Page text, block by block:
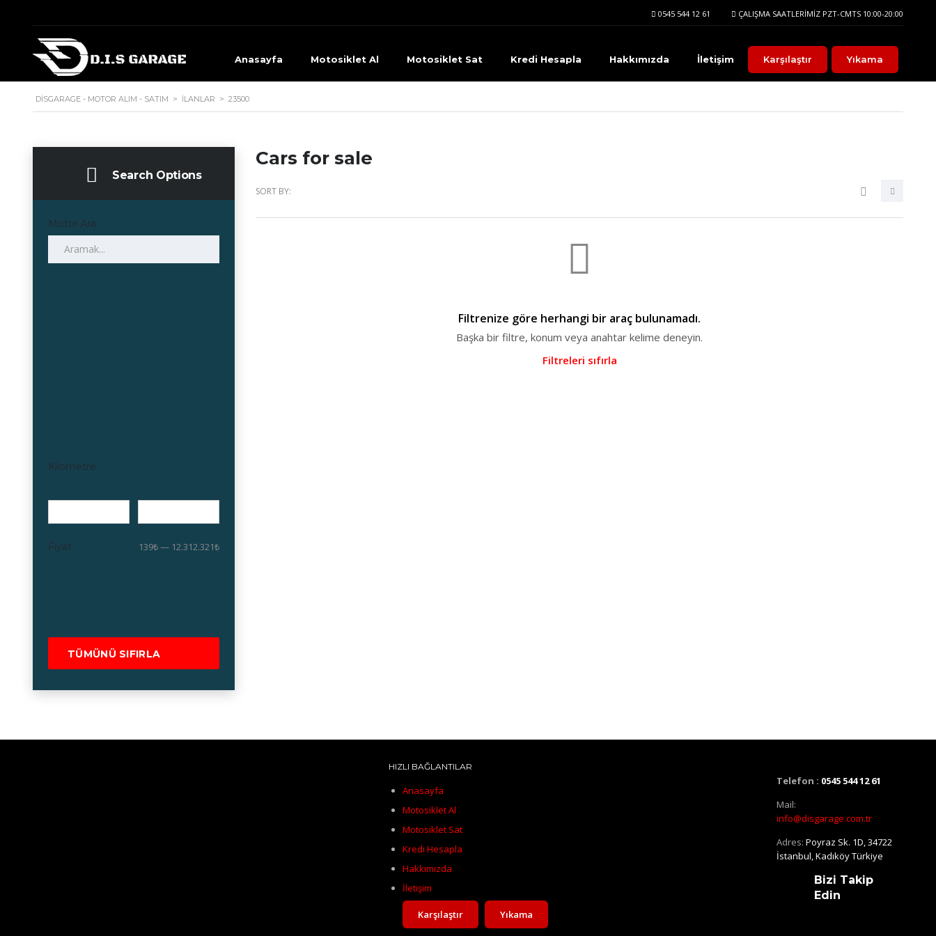
ÇALIŞMA SAATLERIMIZ PZT-CMTS 10:00-20:00
0545 544 12 61
Anasayfa Motosiklet Al Motosiklet Sat Kredi Hesapla Hakkımızda İletişim Karşılaştır Yıkama
DISGARAGE - MOTOR ALIM - SATIM > İLANLAR > 23500
Search Options
Motor Ara
Kilometre
Fiyat 139₺ — 12.312.321₺
TÜMÜNÜ SIFIRLA
Cars for sale
SORT BY:
Filtrenize göre herhangi bir araç bulunamadı.
Başka bir filtre, konum veya anahtar kelime deneyin.
Filtreleri sıfırla
HIZLI BAĞLANTILAR
Anasayfa
Motosiklet Al
Motosiklet Sat
Kredi Hesapla
Hakkımızda
İletişim
Karşılaştır Yıkama
Telefon : 0545 544 12 61
Mail:
info@disgarage.com.tr
Adres: Poyraz Sk. 1D, 34722
İstanbul, Kadıköy Türkiye
Bizi Takip
Edin